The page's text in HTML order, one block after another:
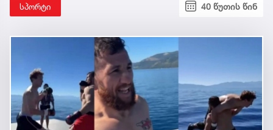
სპორტი 40 წუთის წინ